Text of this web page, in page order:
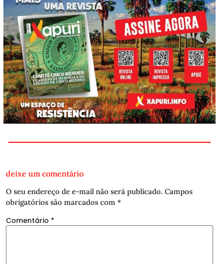
deixe um comentário
O seu endereço de e-mail não será publicado. Campos
obrigatórios são marcados com *
Comentário *